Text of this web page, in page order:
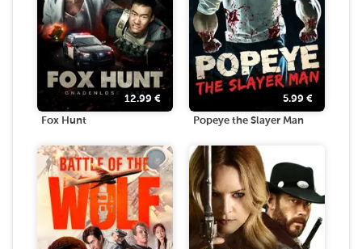
12.99 €
Fox Hunt
5.99 €
Popeye the Slayer Man